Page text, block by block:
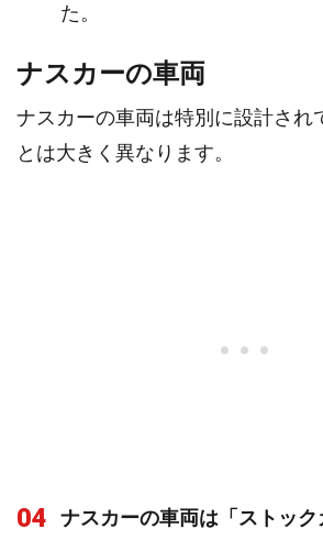
た。
ナスカーの車両
ナスカーの車両は特別に設計され
とは大きく異なります。
04
ナスカーの車両は「ストック